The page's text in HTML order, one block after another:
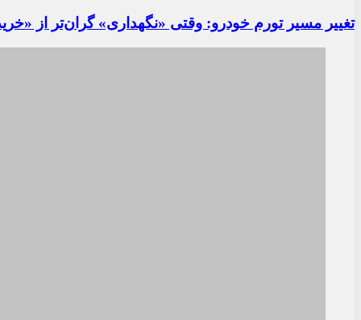
تغییر مسیر تورم خودرو: وقتی «نگهداری» گران‌تر از